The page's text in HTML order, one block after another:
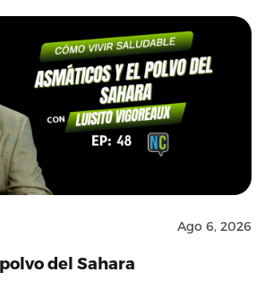
Ago 6, 2026
del Sahara